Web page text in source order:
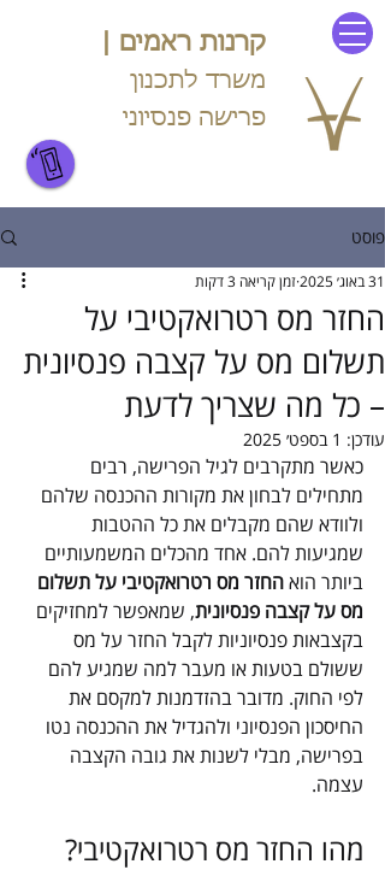
קרנות ראמים |
משרד לתכנון
פרישה פנסיוני
פוסט
החזר מס רטרואקטיבי על
תשלום מס על קצבה פנסיונית
– כל מה שצריך לדעת
31 באוג׳ 2025 זמן קריאה 3 דקות
עודכן: 1 בספט׳ 2025
כאשר מתקרבים לגיל הפרישה, רבים
מתחילים לבחון את מקורות ההכנסה שלהם
ולוודא שהם מקבלים את כל ההטבות
שמגיעות להם. אחד מהכלים המשמעותיים
ביותר הוא החזר מס רטרואקטיבי על תשלום
מס על קצבה פנסיונית, שמאפשר למחזיקים
בקצבאות פנסיוניות לקבל החזר על מס
ששולם בטעות או מעבר למה שמגיע להם
לפי החוק. מדובר בהזדמנות למקסם את
החיסכון הפנסיוני ולהגדיל את ההכנסה נטו
בפרישה, מבלי לשנות את גובה הקצבה
עצמה.
מהו החזר מס רטרואקטיבי?